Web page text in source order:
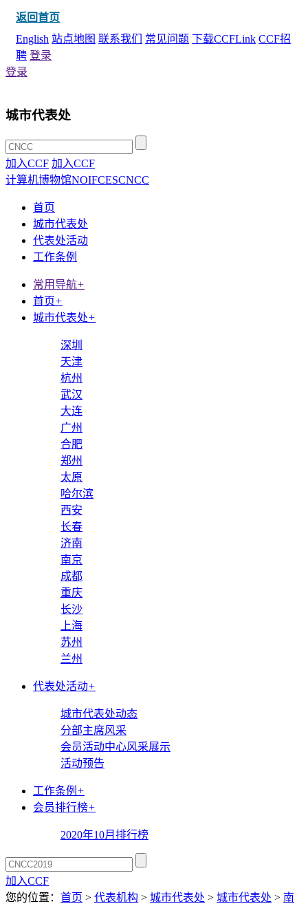
返回首页
English 站点地图 联系我们 常见问题 下载CCFLink CCF招
聘 登录
登录
城市代表处
加入CCF 加入CCF
计算机博物馆NOIFCESCNCC
首页
城市代表处
代表处活动
工作条例
常用导航+
首页+
城市代表处+
深圳
天津
杭州
武汉
大连
广州
合肥
郑州
太原
哈尔滨
西安
长春
济南
南京
成都
重庆
长沙
上海
苏州
兰州
代表处活动+
城市代表处动态
分部主席风采
会员活动中心风采展示
活动预告
工作条例 +
会员排行榜+
2020年10月排行榜
加入CCF
您的位置： 首页 > 代表机构 > 城市代表处 > 城市代表处 > 南